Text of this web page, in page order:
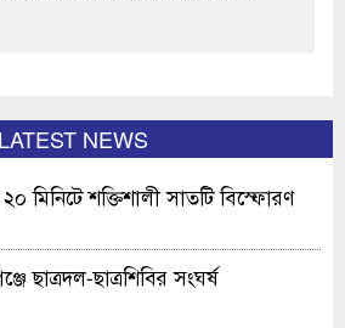
LATEST NEWS
মিনিটে শক্তিশালী সাতটি বিস্ফোরণ
ছাত্রদল-ছাত্রশিবির সংঘর্ষ